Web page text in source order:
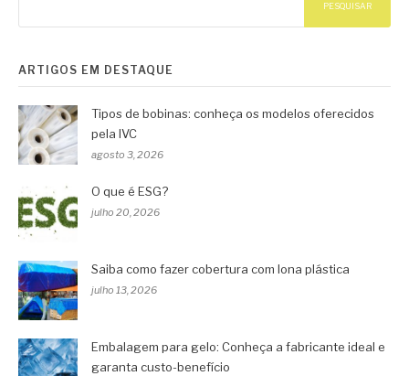
PESQUISAR
ARTIGOS EM DESTAQUE
Tipos de bobinas: conheça os modelos oferecidos
pela IVC
agosto 3, 2026
O que é ESG?
julho 20, 2026
Saiba como fazer cobertura com lona plástica
julho 13, 2026
Embalagem para gelo: Conheça a fabricante ideal e
garanta custo-benefício